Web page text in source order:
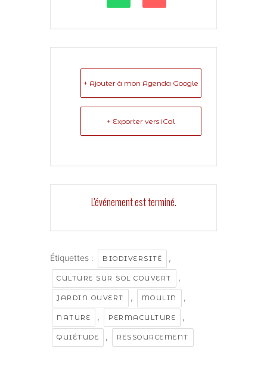
+ Ajouter à mon Agenda Google
+ Exporter vers iCal
L'événement est terminé.
Étiquettes : BIODIVERSITÉ ,
CULTURE SUR SOL COUVERT ,
JARDIN OUVERT , MOULIN ,
NATURE , PERMACULTURE ,
QUIÉTUDE , RESSOURCEMENT